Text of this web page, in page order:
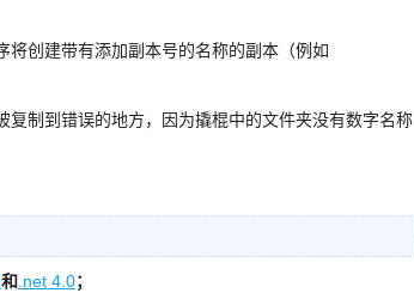
创建带有添加副本号的名称的副本（例如
制到错误的地方，因为撬棍中的文件夹没有数字名称
和 .net 4.0；